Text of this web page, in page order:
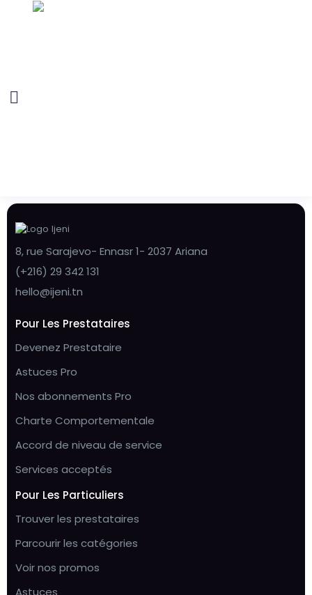
8, rue Sarajevo- Ennasr 1- 2037 Ariana
(+216) 29 342 131
hello@ijeni.tn
Pour Les Prestataires
Devenez Prestataire
Astuces Pro
Nos abonnements Pro
Charte Comportementale
Accord de niveau de service
Services acceptés
Pour Les Particuliers
Trouver les prestataires
Parcourir les catégories
Voir nos promos
Astuces